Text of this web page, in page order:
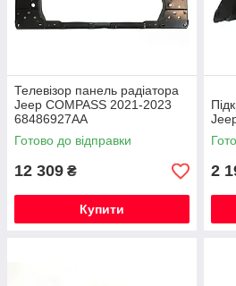
Телевізор панель радіатора
Jeep COMPASS 2021-2023
68486927AA
Готово до відправки
12 309 ₴
Купити
2